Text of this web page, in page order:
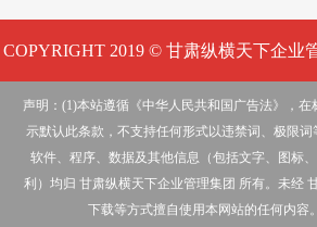
COPYRIGHT 2019 © 甘肃纵横天下企业
声明：(1)本站遵循《中华人民共和国广告法》，
示默认此条款，不支持任何形式以违禁词、极限
软件、程序、数据及其他信息（包括文字、图标
利）均归 甘肃纵横天下企业管理集团 所有。未经
下载等方式擅自使用本网站的任何内容